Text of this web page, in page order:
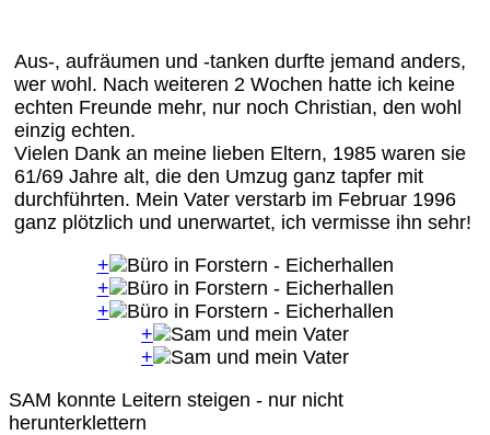
Aus-, aufräumen und -tanken durfte jemand anders,
wer wohl. Nach weiteren 2 Wochen hatte ich keine
echten Freunde mehr, nur noch Christian, den wohl
einzig echten.
Vielen Dank an meine lieben Eltern, 1985 waren sie
61/69 Jahre alt, die den Umzug ganz tapfer mit
durchführten. Mein Vater verstarb im Februar 1996
ganz plötzlich und unerwartet, ich vermisse ihn sehr!
+
+
+
+
+
SAM konnte Leitern steigen - nur nicht
herunterklettern